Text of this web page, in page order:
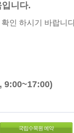
니다.
인 하시기 바랍니
9:00~17:00)
국립수목원 예약